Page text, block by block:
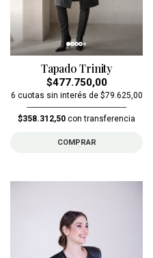
Tapado Trinity
$477.750,00
6 cuotas sin interés de $79.625,00
$358.312,50 con transferencia
COMPRAR